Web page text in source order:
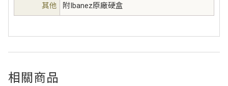
其他 附Ibanez原廠硬盒
相關商品